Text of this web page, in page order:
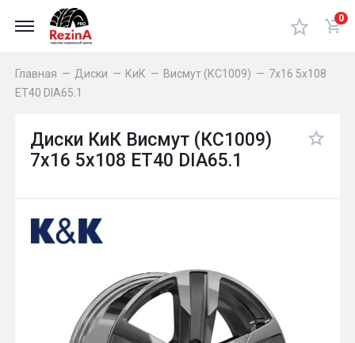
0
Главная — Диски — КиК — Висмут (КС1009) — 7x16 5x108
ET40 DIA65.1
Диски КиК Висмут (КС1009)
7x16 5x108 ET40 DIA65.1